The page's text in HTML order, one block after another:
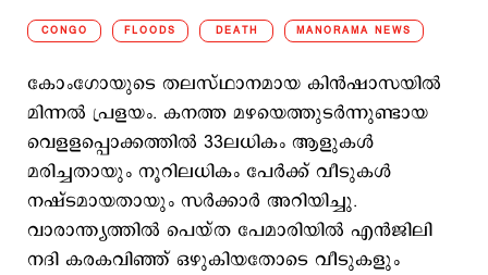
CONGO FLOODS DEATH MANORAMA NEWS
കോംഗോയുടെ തലസ്ഥാനമായ കിൻഷാസയിൽ
മിന്നല്‍ പ്രളയം. കനത്ത മഴയെത്തുടര്‍ന്നുണ്ടായ
വെളളപ്പൊക്കത്തില്‍ 33ലധികം ആളുകള്‍
മരിച്ചതായും നൂറിലധികം പേര്‍ക്ക് വീടുകള്‍
നഷ്ടമായതായും സര്‍ക്കാര്‍ അറിയിച്ചു.
വാരാന്ത്യത്തിൽ പെയ്ത പേമാരിയില്‍ എൻജിലി
നദി കരകവിഞ്ഞ് ഒഴുകിയതോടെ വീടുകളും